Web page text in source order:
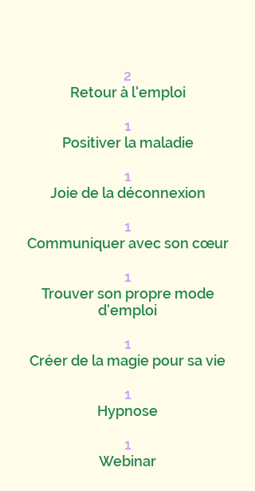
2
Retour à l'emploi
1
Positiver la maladie
1
Joie de la déconnexion
1
Communiquer avec son cœur
1
Trouver son propre mode
d'emploi
1
Créer de la magie pour sa vie
1
Hypnose
1
Webinar